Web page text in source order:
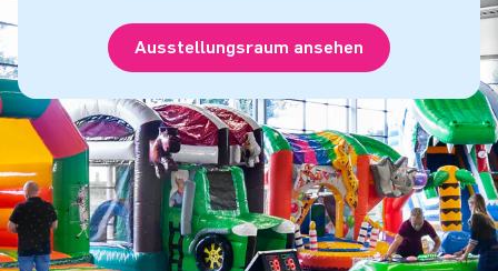
Ausstellungsraum ansehen